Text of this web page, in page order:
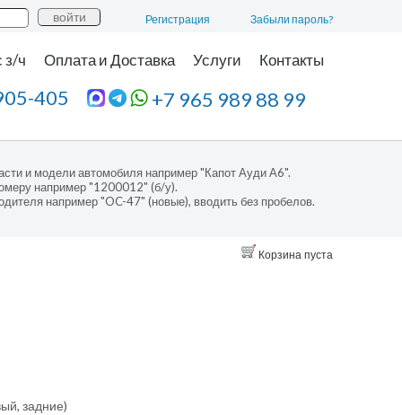
Забыли пароль?
Регистрация
Контакты
Услуги
Оплата и Доставка
з/ч
+7 965 989 88 99
405
и модели автомобиля например "Капот Ауди А6".
например "1200012" (б/у).
например "OC-47" (новые), вводить без пробелов.
Корзина пуста
задние)